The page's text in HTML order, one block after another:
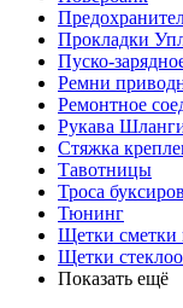
Прокладки
Пуско-
Ремни
Ремонтное
Рукава
Стяжка
Тавотницы
Троса
Тюнинг
Щетки сметки
Щетки
Показать ещё